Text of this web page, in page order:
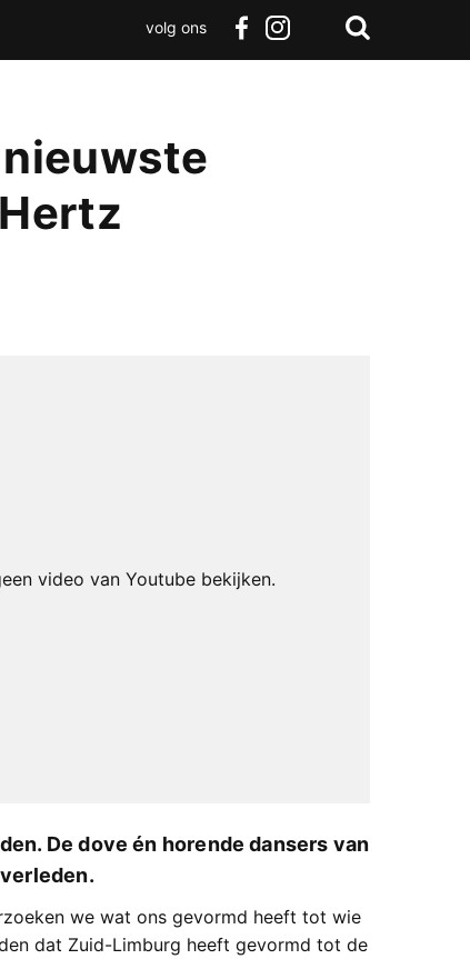
volg ons
video van Youtube bekijken.
De dove én horende dansers van
we wat ons gevormd heeft tot wie
dat Zuid-Limburg heeft gevormd tot de
Zoeken
Terug